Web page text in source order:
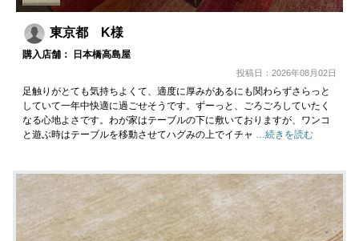
東京都 K様
購入店舗： 日本橋高島屋
投稿日：2026年08月02日
足触りがとても気持ちよくて、適度に厚みがあるにも関わらずさらっと
していて一年中快適に過ごせそうです。ずーっと、ごろごろしていたく
なる心地よさです。わが家はテーブルの下に敷いておりますが、ワンコ
と遊ぶ時はテーブルを移動させてハグみの上でイチャ …続きを読む